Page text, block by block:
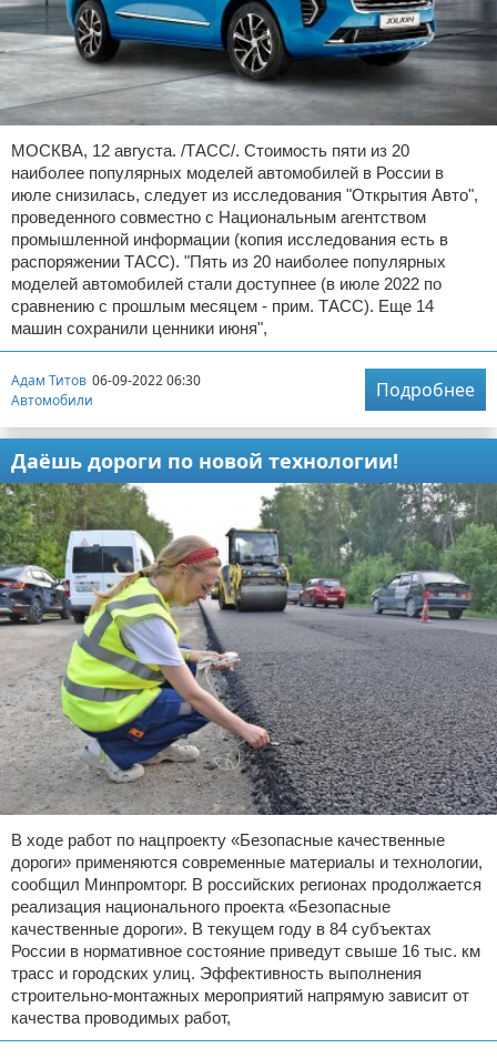
МОСКВА, 12 августа. /ТАСС/. Стоимость пяти из 20
наиболее популярных моделей автомобилей в России в
июле снизилась, следует из исследования "Открытия Авто",
проведенного совместно с Национальным агентством
промышленной информации (копия исследования есть в
распоряжении ТАСС). "Пять из 20 наиболее популярных
моделей автомобилей стали доступнее (в июле 2022 по
сравнению с прошлым месяцем - прим. ТАСС). Еще 14
машин сохранили ценники июня",
Адам Титов 06-09-2022 06:30
Автомобили
Подробнее
Даёшь дороги по новой технологии!
В ходе работ по нацпроекту «Безопасные качественные
дороги» применяются современные материалы и технологии,
сообщил Минпромторг. В российских регионах продолжается
реализация национального проекта «Безопасные
качественные дороги». В текущем году в 84 субъектах
России в нормативное состояние приведут свыше 16 тыс. км
трасс и городских улиц. Эффективность выполнения
строительно-монтажных мероприятий напрямую зависит от
качества проводимых работ,